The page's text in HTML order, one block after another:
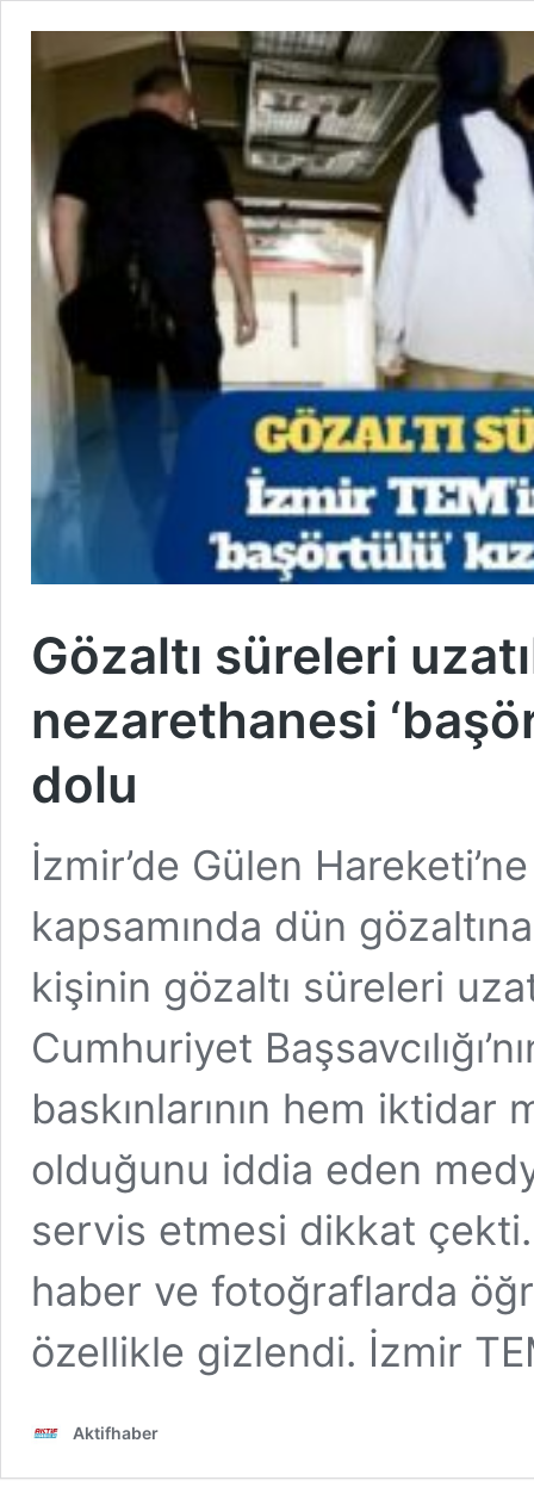
Gözaltı süreleri
nezarethanesi
dolu
İzmir’de Gülen
kapsamında dün
kişinin gözaltı süreleri
Cumhuriyet
baskınlarının hem iktidar
olduğunu iddia eden
servis etmesi dikkat
haber ve fotoğraflarda
özellikle gizlendi. İzmir
Aktifhaber